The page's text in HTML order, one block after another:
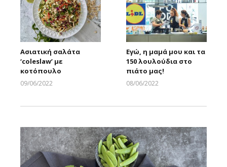
Ασιατική σαλάτα
‘coleslaw’ με
κοτόπουλο
09/06/2022
Εγώ, η μαμά μου και τα
150 λουλούδια στο
πιάτο μας!
08/06/2022